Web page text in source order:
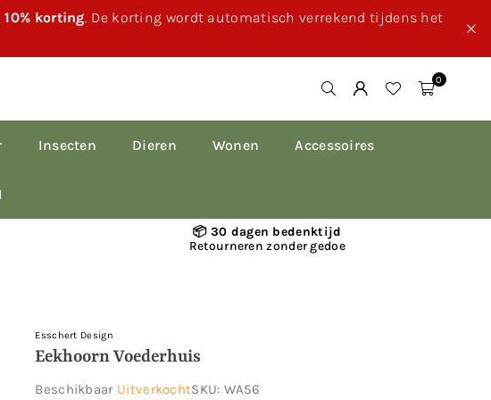
10% korting. De korting wordt automatisch verrekend tijdens het
0
Insecten Dieren Wonen Accessoires
📦 30 dagen bedenktijd
Retourneren zonder gedoe
Esschert Design
Eekhoorn Voederhuis
Beschikbaar UitverkochtSKU: WA56